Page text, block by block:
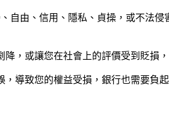
自由、信用、隱私、貞操，或不法
，或讓您在社會上的評價受到貶損
導致您的權益受損，銀行也需要負